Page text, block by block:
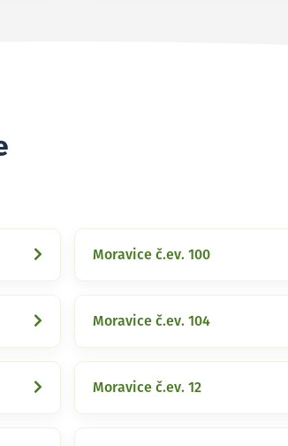
Moravice č.ev. 100
Moravice č.ev. 104
Moravice č.ev. 12